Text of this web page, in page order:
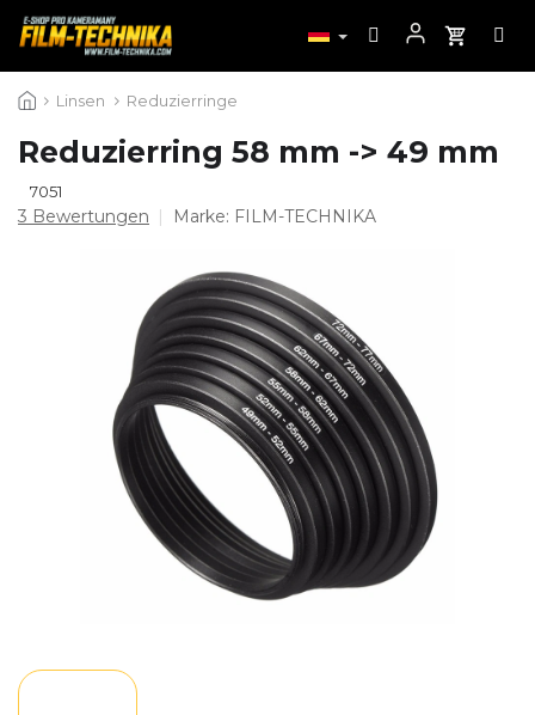
Inhalt Linsen Reduzierringe
Reduzierring 58 mm -> 49 mm
7051
Die
3 Bewertungen Marke: FILM-TECHNIKA